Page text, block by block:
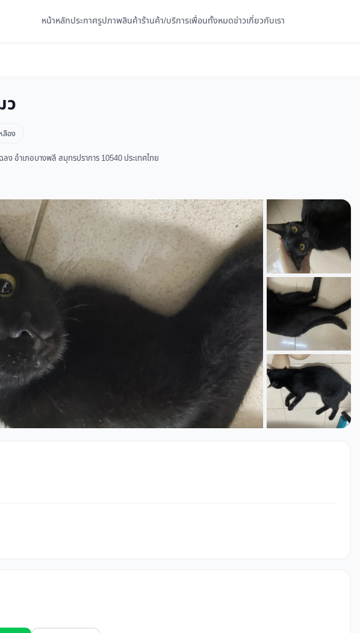
หน้าหลักประกาศรูปภาพสินค้าร้านค้า/บริการเพื่อนทั้งหมดข่าวเกี่ยวกับเรา
ว
ลือง
ง อำเภอบางพลี สมุทรปราการ 10540 ประเทศไทย